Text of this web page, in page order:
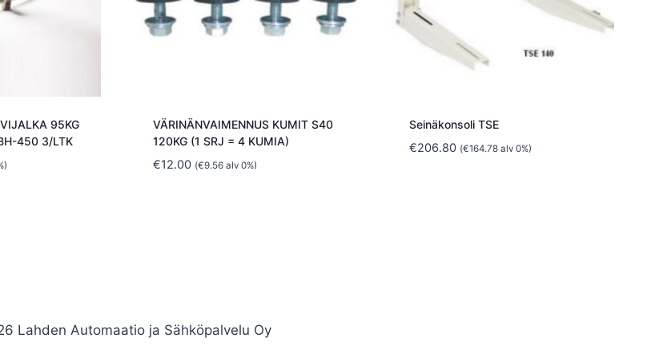
95KG
450 3/LTK
VÄRINÄNVAIMENNUS KUMIT S40
120KG (1 SRJ = 4 KUMIA)
€12.00 (€9.56alv 0%)
Seinäkonsoli TSE
€206.80 (€164.78 alv 0%)
Lahden Automaatio ja Sähköpalvelu Oy